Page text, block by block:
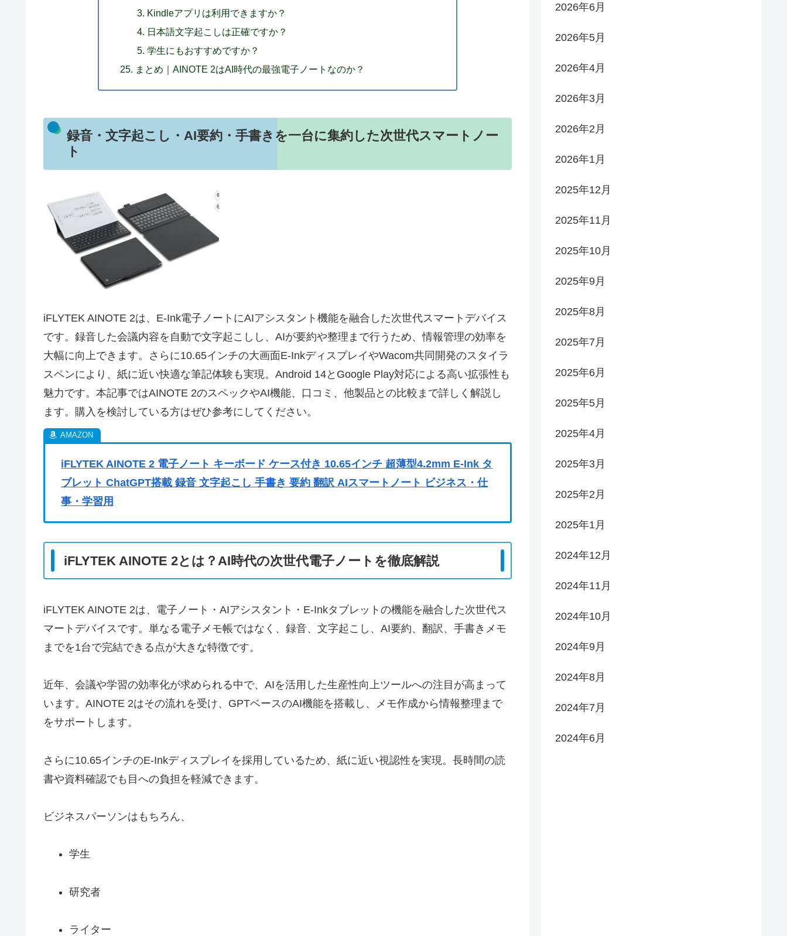
Kindleアプリは利用できますか？
日本語文字起こしは正確ですか？
学生にもおすすめですか？
まとめ｜AINOTE 2はAI時代の最強電子ノートなのか？
録音・文字起こし・AI要約・手書きを一台に集約した次世代スマートノー
ト
iFLYTEK AINOTE 2は、E-Ink電子ノートにAIアシスタント機能を融合した次世代スマートデバイス
です。録音した会議内容を自動で文字起こしし、AIが要約や整理まで行うため、情報管理の効率を
大幅に向上できます。さらに10.65インチの大画面E-InkディスプレイやWacom共同開発のスタイラ
スペンにより、紙に近い快適な筆記体験も実現。Android 14とGoogle Play対応による高い拡張性も
魅力です。本記事ではAINOTE 2のスペックやAI機能、口コミ、他製品との比較まで詳しく解説し
ます。購入を検討している方はぜひ参考にしてください。
iFLYTEK AINOTE 2 電子ノート キーボード ケース付き 10.65インチ 超薄型4.2mm E-Ink タ
ブレット ChatGPT搭載 録音 文字起こし 手書き 要約 翻訳 AIスマートノート ビジネス・仕
事・学習用
iFLYTEK AINOTE 2とは？AI時代の次世代電子ノートを徹底解説
iFLYTEK AINOTE 2は、電子ノート・AIアシスタント・E-Inkタブレットの機能を融合した次世代ス
マートデバイスです。単なる電子メモ帳ではなく、録音、文字起こし、AI要約、翻訳、手書きメモ
までを1台で完結できる点が大きな特徴です。
近年、会議や学習の効率化が求められる中で、AIを活用した生産性向上ツールへの注目が高まって
います。AINOTE 2はその流れを受け、GPTベースのAI機能を搭載し、メモ作成から情報整理まで
をサポートします。
さらに10.65インチのE-Inkディスプレイを採用しているため、紙に近い視認性を実現。長時間の読
書や資料確認でも目への負担を軽減できます。
ビジネスパーソンはもちろん、
学生
研究者
ライター
2026年6月
2026年5月
2026年4月
2026年3月
2026年2月
2026年1月
2025年12月
2025年11月
2025年10月
2025年9月
2025年8月
2025年7月
2025年6月
2025年5月
2025年4月
2025年3月
2025年2月
2025年1月
2024年12月
2024年11月
2024年10月
2024年9月
2024年8月
2024年7月
2024年6月